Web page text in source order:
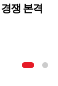
쟁 본격